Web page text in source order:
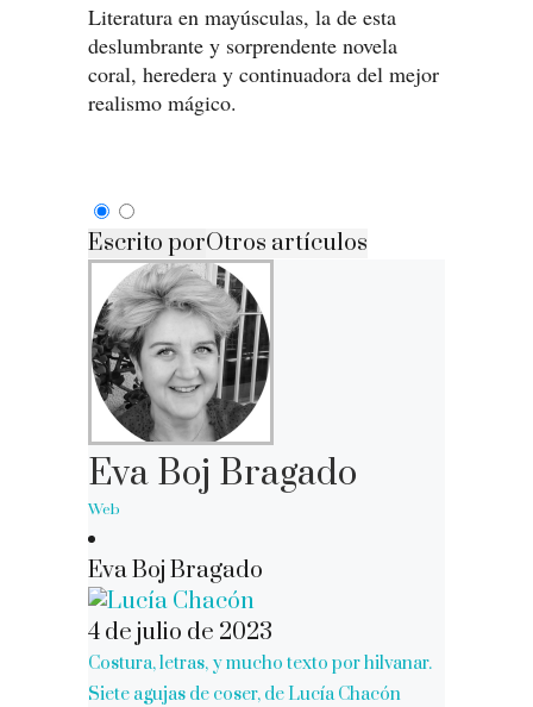
Literatura en mayúsculas, la de esta
deslumbrante y sorprendente novela
coral, heredera y continuadora del mejor
realismo mágico.
Escrito porOtros artículos
Eva Boj Bragado
Web
Eva Boj Bragado
4 de julio de 2023
Costura, letras, y mucho texto por hilvanar.
Siete agujas de coser, de Lucía Chacón